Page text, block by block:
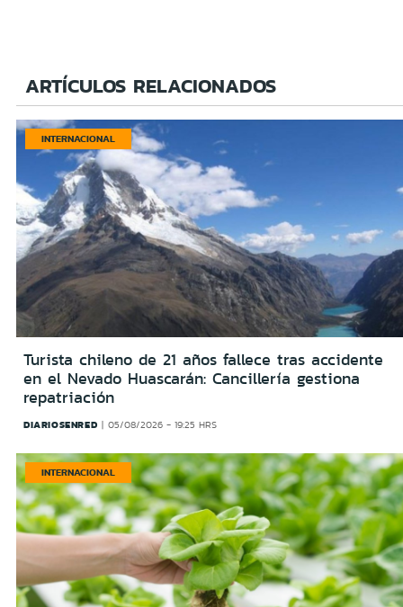
ARTÍCULOS RELACIONADOS
INTERNACIONAL
Turista chileno de 21 años fallece tras accidente
en el Nevado Huascarán: Cancillería gestiona
repatriación
DIARIOSENRED 05/08/2026 - 19:25 HRS
INTERNACIONAL